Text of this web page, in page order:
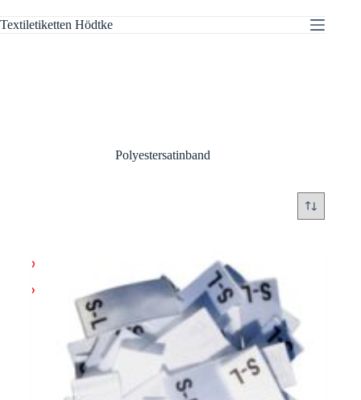
Inhalt
springen
Textiletiketten Hödtke
Polyestersatinband